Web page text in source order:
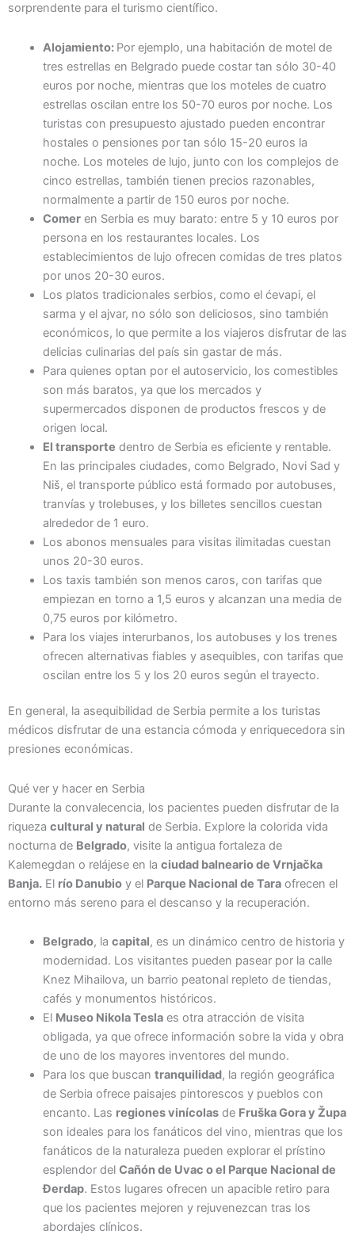
sorprendente para el turismo científico.
Alojamiento: Por ejemplo, una habitación de motel de
tres estrellas en Belgrado puede costar tan sólo 30-40
euros por noche, mientras que los moteles de cuatro
estrellas oscilan entre los 50-70 euros por noche. Los
turistas con presupuesto ajustado pueden encontrar
hostales o pensiones por tan sólo 15-20 euros la
noche. Los moteles de lujo, junto con los complejos de
cinco estrellas, también tienen precios razonables,
normalmente a partir de 150 euros por noche.
Comeren Serbia es muy barato: entre 5 y 10 euros por
persona en los restaurantes locales. Los
establecimientos de lujo ofrecen comidas de tres platos
por unos 20-30 euros.
Los platos tradicionales serbios, como el ćevapi, el
sarma y el ajvar, no sólo son deliciosos, sino también
económicos, lo que permite a los viajeros disfrutar de las
delicias culinarias del país sin gastar de más.
Para quienes optan por el autoservicio, los comestibles
son más baratos, ya que los mercados y
supermercados disponen de productos frescos y de
origen local.
El transporte dentro de Serbia es eficiente y rentable.
En las principales ciudades, como Belgrado, Novi Sad y
Niš, el transporte público está formado por autobuses,
tranvías y trolebuses, y los billetes sencillos cuestan
alrededor de 1 euro.
Los abonos mensuales para visitas ilimitadas cuestan
unos 20-30 euros.
Los taxis también son menos caros, con tarifas que
empiezan en torno a 1,5 euros y alcanzan una media de
0,75 euros por kilómetro.
Para los viajes interurbanos, los autobuses y los trenes
ofrecen alternativas fiables y asequibles, con tarifas que
oscilan entre los 5 y los 20 euros según el trayecto.
En general, la asequibilidad de Serbia permite a los turistas
médicos disfrutar de una estancia cómoda y enriquecedora sin
presiones económicas.
Qué ver y hacer en Serbia
Durante la convalecencia, los pacientes pueden disfrutar de la
riqueza cultural y natural de Serbia. Explore la colorida vida
nocturna de Belgrado, visite la antigua fortaleza de
Kalemegdan o relájese en la ciudad balneario de Vrnjačka
Banja. El río Danubio y el Parque Nacional de Tara ofrecen el
entorno más sereno para el descanso y la recuperación.
Belgrado, la capital, es un dinámico centro de historia y
modernidad. Los visitantes pueden pasear por la calle
Knez Mihailova, un barrio peatonal repleto de tiendas,
cafés y monumentos históricos.
El Museo Nikola Teslaes otra atracción de visita
obligada, ya que ofrece información sobre la vida y obra
de uno de los mayores inventores del mundo.
Para los que buscan tranquilidad, la región geográfica
de Serbia ofrece paisajes pintorescos y pueblos con
encanto. Las regiones vinícolasde Fruška Gora y Župa
son ideales para los fanáticos del vino, mientras que los
fanáticos de la naturaleza pueden explorar el prístino
esplendor del Cañón de Uvac o el Parque Nacional de
Đerdap. Estos lugares ofrecen un apacible retiro para
que los pacientes mejoren y rejuvenezcan tras los
abordajes clínicos.